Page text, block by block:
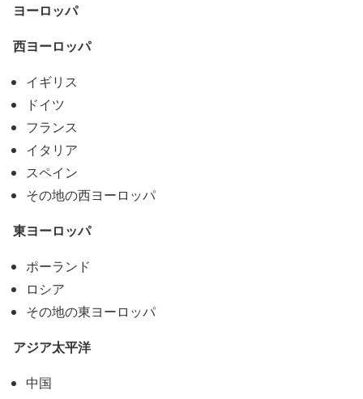
ヨーロッパ
西ヨーロッパ
イギリス
ドイツ
フランス
イタリア
スペイン
その地の西ヨーロッパ
東ヨーロッパ
ポーランド
ロシア
その地の東ヨーロッパ
アジア太平洋
中国